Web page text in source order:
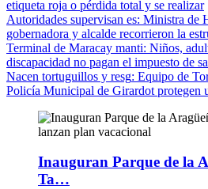
etiqueta roja o pérdida total y se realizar
Autoridades supervisan es: Ministra de
gobernadora y alcalde recorrieron la
Terminal de Maracay manti: Niños,
discapacidad no pagan el impuesto de
Nacen tortuguillos y resg: Equipo de
Policía Municipal de Girardot protegen
Inauguran Parque de la
Ta…